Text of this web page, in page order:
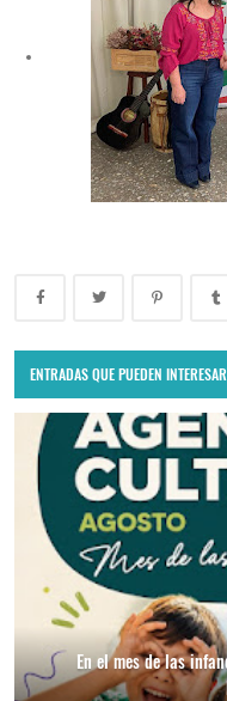
ENTRADAS QUE PUEDEN
En el mes de las